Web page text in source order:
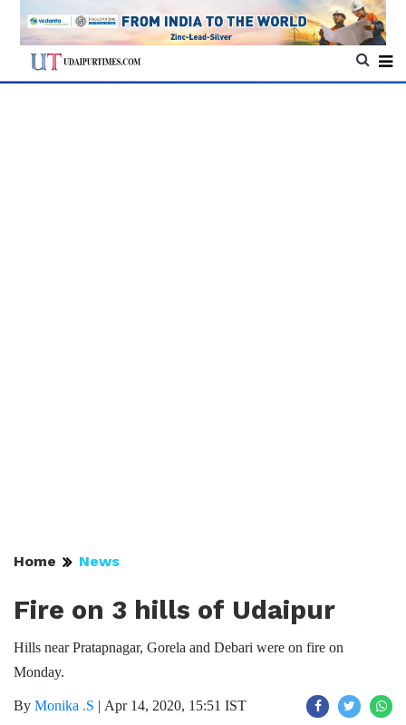
Home News
Fire on 3 hills of Udaipur
Hills near Pratapnagar, Gorela and Debari were on fire on
Monday.
By Monika .S | Apr 14, 2020, 15:51 IST